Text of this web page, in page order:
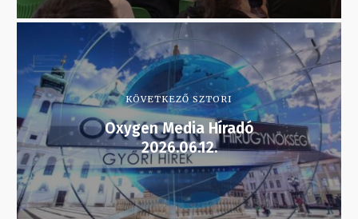
KÖVETKEZŐ SZTORI
Oxygen Media Híradó
2026.06.12.